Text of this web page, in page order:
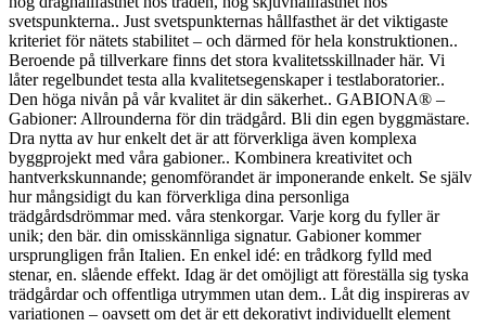
svetspunkterna.. Just svetspunkternas hållfasthet är det viktigaste
kriteriet för nätets stabilitet – och därmed för hela konstruktionen..
Beroende på tillverkare finns det stora kvalitetsskillnader här. Vi
låter regelbundet testa alla kvalitetsegenskaper i testlaboratorier..
Den höga nivån på vår kvalitet är din säkerhet.. GABIONA® –
Gabioner: Allrounderna för din trädgård. Bli din egen byggmästare.
Dra nytta av hur enkelt det är att förverkliga även komplexa
byggprojekt med våra gabioner.. Kombinera kreativitet och
hantverkskunnande; genomförandet är imponerande enkelt. Se själv
hur mångsidigt du kan förverkliga dina personliga
trädgårdsdrömmar med. våra stenkorgar. Varje korg du fyller är
unik; den bär. din omisskännliga signatur. Gabioner kommer
ursprungligen från Italien. En enkel idé: en trådkorg fylld med
stenar, en. slående effekt. Idag är det omöjligt att föreställa sig tyska
trädgårdar och offentliga utrymmen utan dem.. Låt dig inspireras av
variationen – oavsett om det är ett dekorativt individuellt element